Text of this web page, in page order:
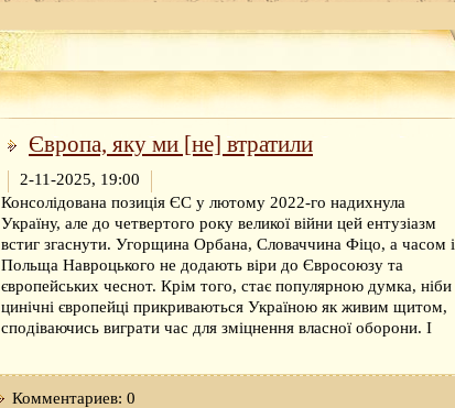
Європа, яку ми [не] втратили
2-11-2025, 19:00
Консолідована позиція ЄС у лютому 2022-го надихнула
Україну, але до четвертого року великої війни цей ентузіазм
встиг згаснути. Угорщина Орбана, Словаччина Фіцо, а часом і
Польща Навроцького не додають віри до Євросоюзу та
європейських чеснот. Крім того, стає популярною думка, ніби
цинічні європейці прикриваються Україною як живим щитом,
сподіваючись виграти час для зміцнення власної оборони. І
Комментариев: 0